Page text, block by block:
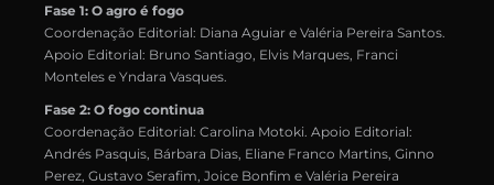
Fase 1: O agro é fogo
Coordenação Editorial: Diana Aguiar e Valéria Pereira Santos.
Apoio Editorial: Bruno Santiago, Elvis Marques, Franci
Monteles e Yndara Vasques.
Fase 2: O fogo continua
Coordenação Editorial: Carolina Motoki. Apoio Editorial:
Andrés Pasquis, Bárbara Dias, Eliane Franco Martins, Ginno
Perez, Gustavo Serafim, Joice Bonfim e Valéria Pereira